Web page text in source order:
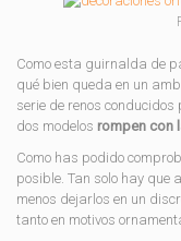
Como esta guirnalda de
qué bien queda en un
serie de renos
dos modelos rompen con
Como has podido
posible. Tan solo hay que
menos dejarlos en un
tanto en motivos